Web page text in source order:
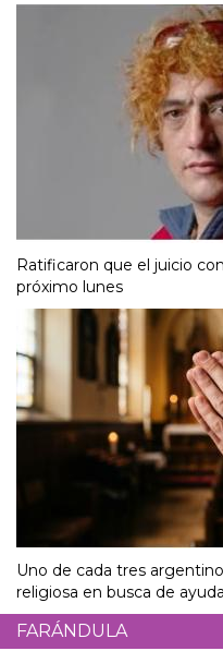
Ratificaron que el juicio
próximo lunes
Uno de cada tres
religiosa en busca de
FARÁNDULA